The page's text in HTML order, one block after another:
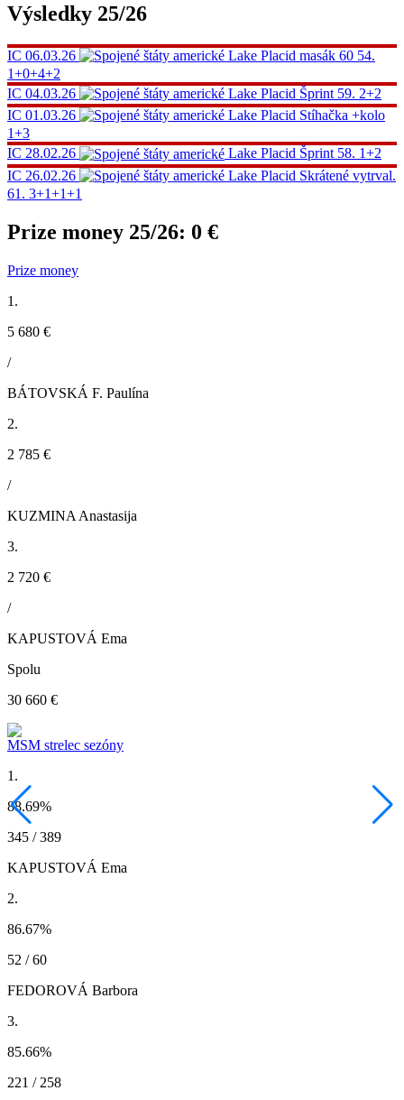
Výsledky 25/26
IC 06.03.26 Lake Placid masák 60 54.
1+0+4+2
IC 04.03.26 Lake Placid Šprint 59. 2+2
IC 01.03.26 Lake Placid Stíhačka +kolo
1+3
IC 28.02.26 Lake Placid Šprint 58. 1+2
IC 26.02.26 Lake Placid Skrátené vytrval.
61. 3+1+1+1
Prize money 25/26: 0 €
Prize money
1.
5 680 €
/
BÁTOVSKÁ F. Paulína
2.
2 785 €
/
KUZMINA Anastasija
3.
2 720 €
/
KAPUSTOVÁ Ema
Spolu
30 660 €
MSM strelec sezóny
1.
88.69%
345 / 389
KAPUSTOVÁ Ema
2.
86.67%
52 / 60
FEDOROVÁ Barbora
3.
85.66%
221 / 258